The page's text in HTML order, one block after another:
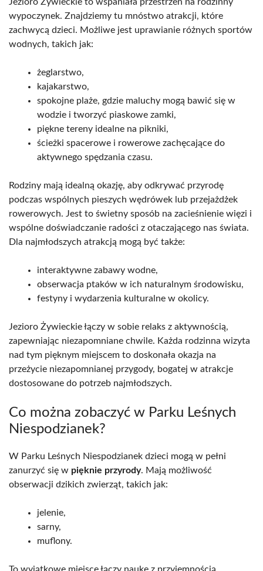
Jezioro Żywieckie to wspaniała przestrzeń na rodzinny
wypoczynek. Znajdziemy tu mnóstwo atrakcji, które
zachwycą dzieci. Możliwe jest uprawianie różnych sportów
wodnych, takich jak:
żeglarstwo,
kajakarstwo,
spokojne plaże, gdzie maluchy mogą bawić się w
wodzie i tworzyć piaskowe zamki,
piękne tereny idealne na pikniki,
ścieżki spacerowe i rowerowe zachęcające do
aktywnego spędzania czasu.
Rodziny mają idealną okazję, aby odkrywać przyrodę
podczas wspólnych pieszych wędrówek lub przejażdżek
rowerowych. Jest to świetny sposób na zacieśnienie więzi i
wspólne doświadczanie radości z otaczającego nas świata.
Dla najmłodszych atrakcją mogą być także:
interaktywne zabawy wodne,
obserwacja ptaków w ich naturalnym środowisku,
festyny i wydarzenia kulturalne w okolicy.
Jezioro Żywieckie łączy w sobie relaks z aktywnością,
zapewniając niezapomniane chwile. Każda rodzinna wizyta
nad tym pięknym miejscem to doskonała okazja na
przeżycie niezapomnianej przygody, bogatej w atrakcje
dostosowane do potrzeb najmłodszych.
Co można zobaczyć w Parku Leśnych
Niespodzianek?
W Parku Leśnych Niespodzianek dzieci mogą w pełni
zanurzyć się w pięknie przyrody. Mają możliwość
obserwacji dzikich zwierząt, takich jak:
jelenie,
sarny,
muflony.